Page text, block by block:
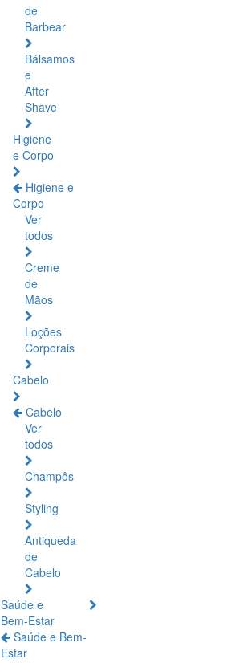
de
Barbear
Bálsamos
e
After
Shave
Higiene
e Corpo
Higiene e
Corpo
Ver
todos
Creme
de
Mãos
Loções
Corporais
Cabelo
Cabelo
Ver
todos
Champôs
Styling
Antiqueda
de
Cabelo
Saúde e
Bem-Estar
Saúde e Bem-
Estar